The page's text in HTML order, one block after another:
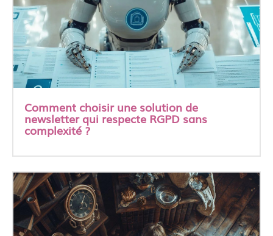
Comment choisir une solution de
newsletter qui respecte RGPD sans
complexité ?